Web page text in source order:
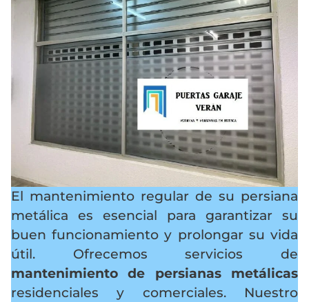
El mantenimiento regular de su persiana
metálica es esencial para garantizar su
buen funcionamiento y prolongar su vida
útil. Ofrecemos servicios de
mantenimiento de persianas metálicas
residenciales y comerciales. Nuestro